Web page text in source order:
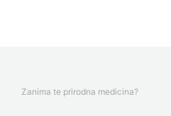
Zanima te prirodna medicina?